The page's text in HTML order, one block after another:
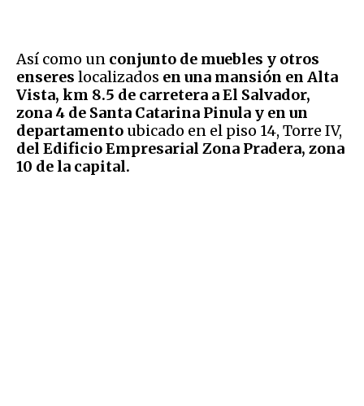
Así como un conjunto de muebles y otros
enseres localizados en una mansión en Alta
Vista, km 8.5 de carretera a El Salvador,
zona 4 de Santa Catarina Pinula y en un
departamento ubicado en el piso 14, Torre IV,
del Edificio Empresarial Zona Pradera, zona
10 de la capital.